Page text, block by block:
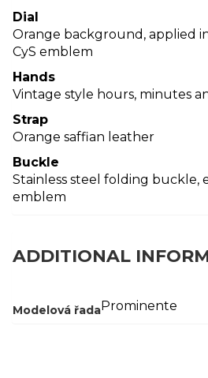
Dial
Orange background, applied
CyS emblem
Hands
Vintage style hours, minutes
Strap
Orange saffian leather
Buckle
Stainless steel folding buckle,
emblem
ADDITIONAL
Modelová řadaProminente